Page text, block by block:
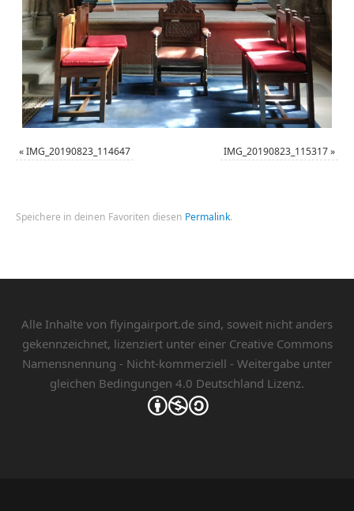
«IMG_20190823_114647 IMG_20190823_115317»
Speichere in deinen Favoriten diesen Permalink.
Alle Inhalte von flyingairport.de sind, soweit nicht anders
gekennzeichnet, lizenziert unter einer Creative Commons
Namensnennung - Nicht-kommerziell - Weitergabe unter
gleichen Bedingungen 4.0 Deutschland Lizenz.